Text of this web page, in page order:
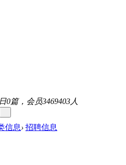
0篇，会员3469403人
信息› 招聘信息